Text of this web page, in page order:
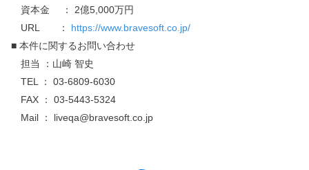
資本金 ： 2億5,000万円
URL ： https://www.bravesoft.co.jp/
■ 本件に関するお問い合わせ
担当 ：山崎 智史
TEL ： 03-6809-6030
FAX ： 03-5443-5324
Mail ： liveqa@bravesoft.co.jp